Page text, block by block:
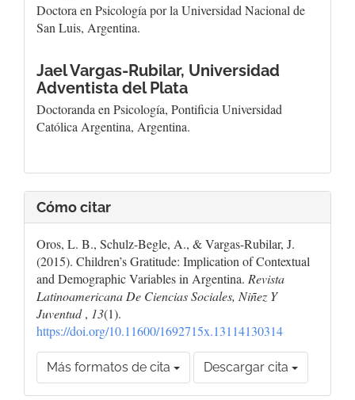
Doctora en Psicología por la Universidad Nacional de
San Luis, Argentina.
Jael Vargas-Rubilar, Universidad
Adventista del Plata
Doctoranda en Psicología, Pontificia Universidad
Católica Argentina, Argentina.
Cómo citar
Oros, L. B., Schulz-Begle, A., & Vargas-Rubilar, J.
(2015). Children’s Gratitude: Implication of Contextual
and Demographic Variables in Argentina. Revista
Latinoamericana De Ciencias Sociales, Niñez Y
Juventud, 13(1).
https://doi.org/10.11600/1692715x.13114130314
Más formatos de cita Descargar cita